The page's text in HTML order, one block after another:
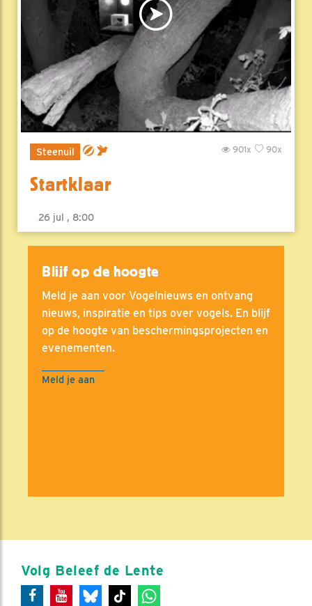
Steenuil 90x
901x
Startklaar
26 jul , 8:00
Blijf op de hoogte
Meld je aan voor Vogelnieuws en ontvang
nieuws, inspiratie en tips over vogels. En blijf
op de hoogte van beschermingsprojecten en
evenementen.
Meld je aan
Volg Beleef de Lente